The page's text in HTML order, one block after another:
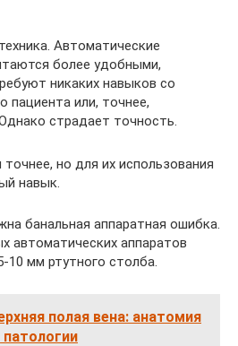
Автоматические
более удобными,
никаких навыков со
пациента или, точнее,
страдает точность.
но для их использования
навык.
банальная аппаратная ошибка.
автоматических аппаратов
10 мм ртутного столба.
полая вена: анатомия